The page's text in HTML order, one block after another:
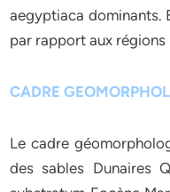
aegyptiaca dominants.
par rapport aux
CADRE
Le cadre
des sables Dunaires